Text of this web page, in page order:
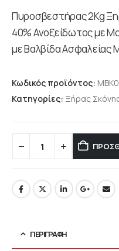
Πυροσβεστήρας 2Kg
40% Ανοξείδωτος με
με Βαλβίδα Ασφαλείας
Κωδικός προϊόντος:
Κατηγορίες: Ξήρας
ΠΕΡΙΓΡΑΦΉ